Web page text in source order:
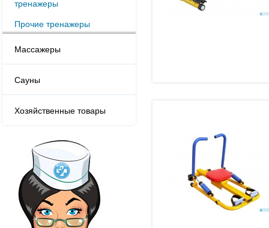
тренажеры
Прочие тренажеры
Массажеры
Сауны
Хозяйственные товары